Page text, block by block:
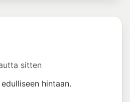
sitten
hintaan.